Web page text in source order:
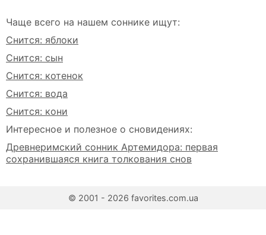
Чаще всего на нашем соннике ищут:
Снится: яблоки
Снится: сын
Снится: котенок
Снится: вода
Снится: кони
Интересное и полезное о сновидениях:
Древнеримский сонник Артемидора: первая
сохранившаяся книга толкования снов
© 2001 - 2026 favorites.com.ua